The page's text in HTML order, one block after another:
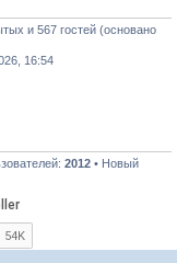
и 567 гостей (основано
16:54
2012 • Новый